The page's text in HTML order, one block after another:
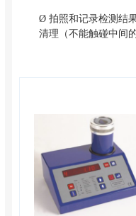
Ø 拍照和记录检测结
清理（不能触碰中间